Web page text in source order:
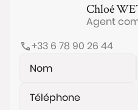
Chloé
Agent
+33 6 78 90 26 44